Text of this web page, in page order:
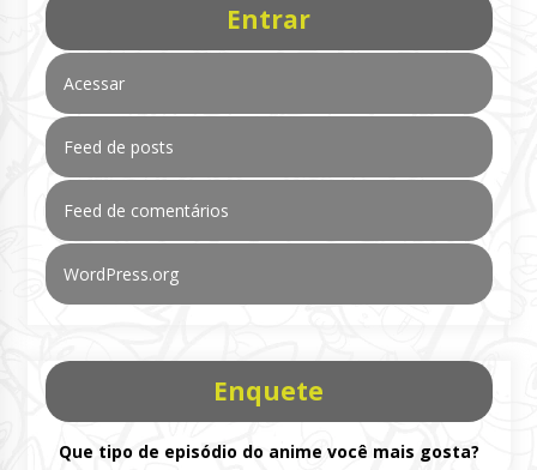
Entrar
Acessar
Feed de posts
Feed de comentários
WordPress.org
Enquete
Que tipo de episódio do anime você mais gosta?